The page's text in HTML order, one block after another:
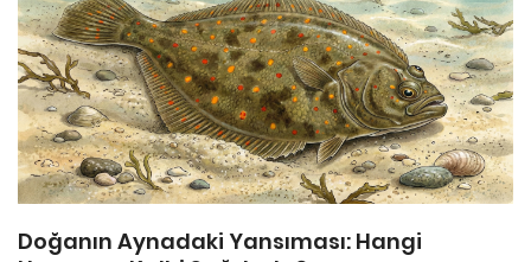
Doğanın Aynadaki Yansıması: Hangi